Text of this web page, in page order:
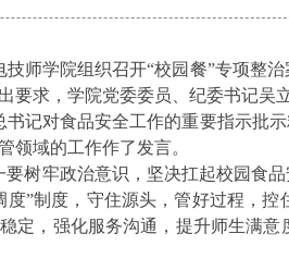
技师学院组织召开“校园餐”专项整
要求，学院党委委员、纪委书记吴
记对食品安全工作的重要指示批
领域的工作作了发言。
树牢政治意识，坚决扛起校园食
”制度，守住源头，管好过程，
定，强化服务沟通，提升师生满